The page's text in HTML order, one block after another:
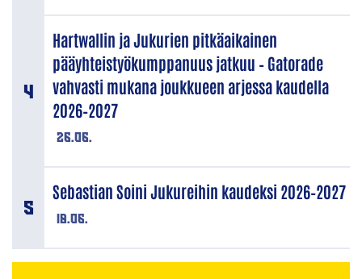
26.06.
Hartwallin ja Jukurien pitkäaikainen
pääyhteistyökumppanuus jatkuu – Gatorade
vahvasti mukana joukkueen arjessa kaudella
2026–2027
18.06.
Sebastian Soini Jukureihin kaudeksi 2026–2027